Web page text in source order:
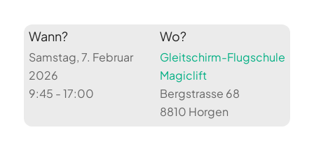
Wann?
Samstag, 7. Februar
2026
9:45 - 17:00
Wo?
Gleitschirm-Flugschule
Magiclift
Bergstrasse 68
8810 Horgen